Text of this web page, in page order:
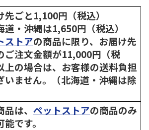
先ごと1,100円（税込）
・沖縄は1,650円（税込）
ストアの商品に限り、お届け先
ご注文金額が11,000円（税
上の場合は、お客様の送料負担
いません。（北海道・沖縄は除
は、 ペットストアの商品のみ
です。